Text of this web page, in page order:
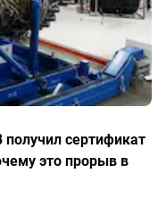
получил сертификат
это прорыв в